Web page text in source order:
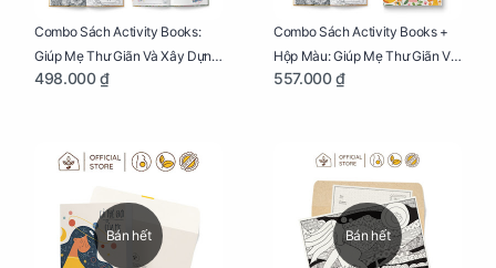
Combo Sách Activity Books:
Giúp Mẹ Thư Giãn Và Xây Dựng
Thai Kỳ Chu Đáo
498.000 ₫
Combo Sách Activity Books +
Hộp Màu: Giúp Mẹ Thư Giãn Và
Xây Dựng Thai Kỳ Chu Đáo
557.000 ₫
Bán hết Bán hết